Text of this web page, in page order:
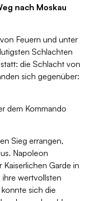
nach Moskau
Feuern und unter
Schlachten
die Schlacht von
sich gegenüber:
dem Kommando
Sieg errangen,
Napoleon
Garde in
wertvollsten
sich die